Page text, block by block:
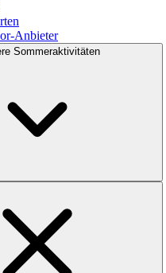
Anbieter
Sommeraktivitäten